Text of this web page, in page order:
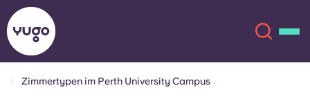
Zimmertypen im Perth University Campus